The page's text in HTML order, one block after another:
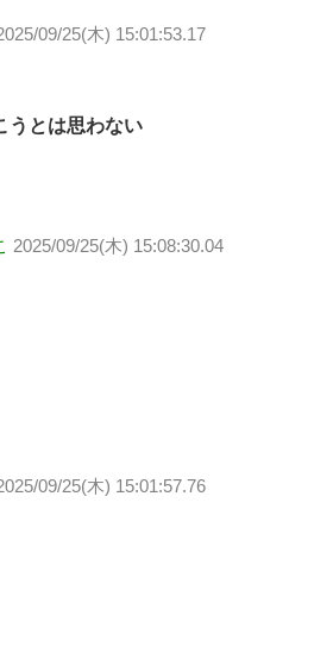
09/25(木) 15:01:53.17
うとは思わない
2025/09/25(木) 15:08:30.04
09/25(木) 15:01:57.76